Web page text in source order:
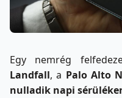
Egy nemrég
Landfall, a Palo Alto
nulladik napi